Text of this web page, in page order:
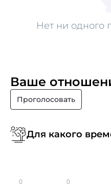
Нет ни одного
Ваше
Проголосовать
Для какого